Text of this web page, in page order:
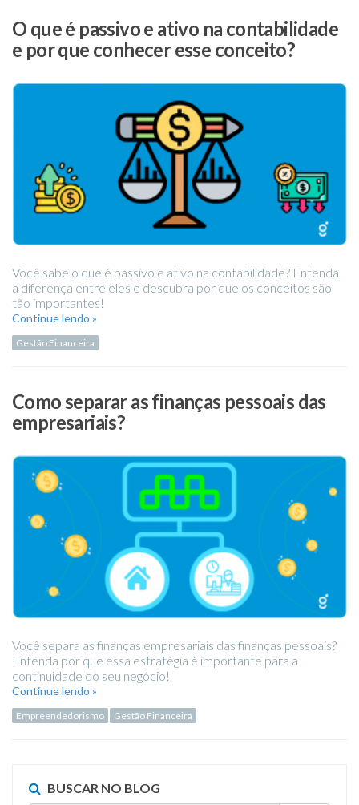
O que é passivo e ativo na contabilidade
e por que conhecer esse conceito?
Você sabe o que é passivo e ativo na contabilidade? Entenda
a diferença entre eles e descubra por que os conceitos são
tão importantes!
Continue lendo »
Gestão Financeira
Como separar as finanças pessoais das
empresariais?
Você separa as finanças empresariais das finanças pessoais?
Entenda por que essa estratégia é importante para a
continuidade do seu negócio!
Continue lendo »
Empreendedorismo Gestão Financeira
BUSCAR NO BLOG